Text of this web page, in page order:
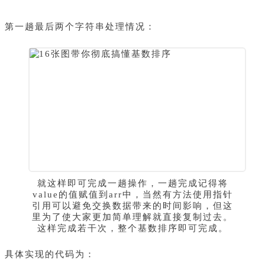
第一趟最后两个字符串处理情况：
就这样即可完成一趟操作，一趟完成记得将
value的值赋值到arr中，当然有方法使用指针
引用可以避免交换数据带来的时间影响，但这
里为了使大家更加简单理解就直接复制过去。
这样完成若干次，整个基数排序即可完成。
具体实现的代码为：